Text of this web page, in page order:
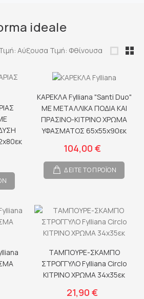
ideale
Αύξουσα Τιμή: Φθίνουσα
ΚΑΡΕΚΛΑ Fylliana "Santi Duo"
ΜΕ ΜΕΤΑΛΛΙΚΑ ΠΟΔΙΑ ΚΑΙ
ΠΡΑΣΙΝΟ-ΚΙΤΡΙΝΟ ΧΡΩΜΑ
ΥΦΑΣΜΑΤΟΣ 65x55x90εκ
104,00 €
ΔΕΙΤΕ ΤΟ ΠΡΟΪΟΝ
ΤΑΜΠΟΥΡΕ-ΣΚΑΜΠΟ
ΣΤΡΟΓΓΥΛΟ Fylliana Circlo
ΚΙΤΡΙΝΟ ΧΡΩΜΑ 34x35εκ
21,90 €